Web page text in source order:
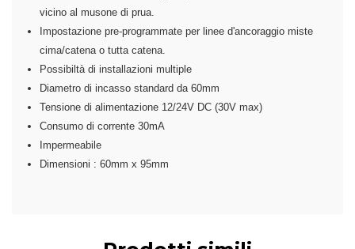
vicino al musone di prua.
Impostazione pre-programmate per linee d'ancoraggio miste
cima/catena o tutta catena.
Possibiltà di installazioni multiple
Diametro di incasso standard da 60mm
Tensione di alimentazione 12/24V DC (30V max)
Consumo di corrente 30mA
Impermeabile
Dimensioni : 60mm x 95mm